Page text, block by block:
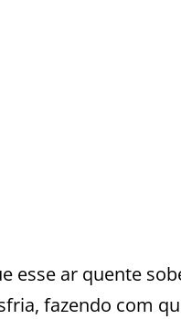
esse ar quente
fazendo com